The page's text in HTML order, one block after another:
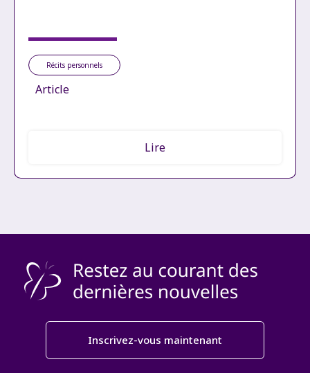
Récits personnels
Article
Lire
Inscrivez-vous maintenant